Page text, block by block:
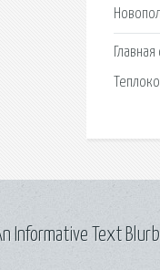
Informative Text Blurb